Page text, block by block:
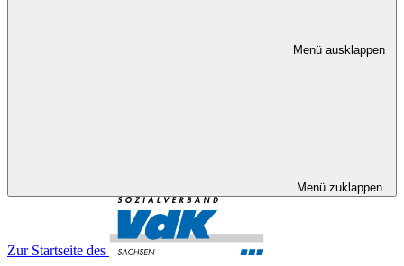
Menü ausklappen
Menü zuklappen
Zur Startseite des